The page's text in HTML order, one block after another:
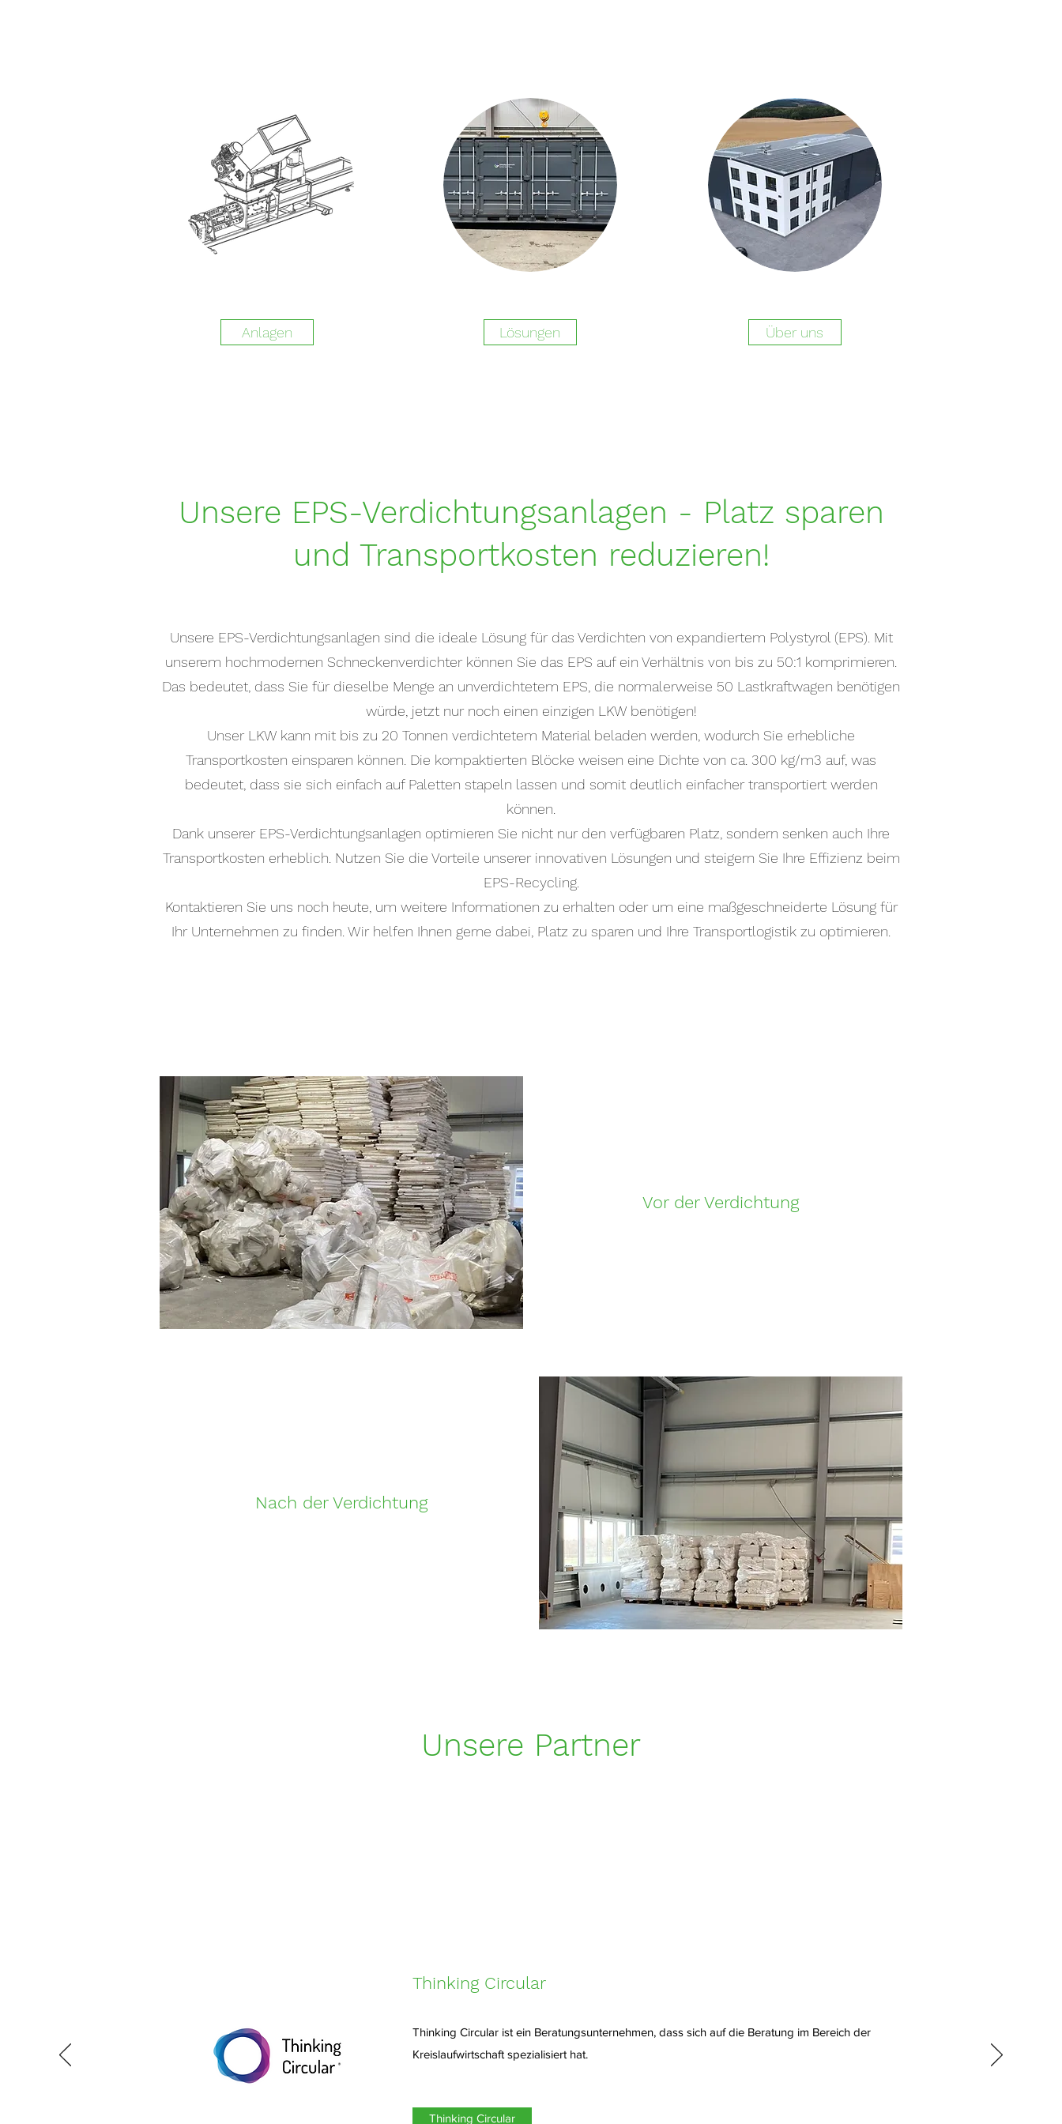
Anlagen Lösungen Über uns
Unsere EPS-Verdichtungsanlagen - Platz sparen
und Transportkosten reduzieren!
Unsere EPS-Verdichtungsanlagen sind die ideale Lösung für das Verdichten von expandiertem Polystyrol (EPS). Mit
unserem hochmodernen Schneckenverdichter können Sie das EPS auf ein Verhältnis von bis zu 50:1 komprimieren.
Das bedeutet, dass Sie für dieselbe Menge an unverdichtetem EPS, die normalerweise 50 Lastkraftwagen benötigen
würde, jetzt nur noch einen einzigen LKW benötigen!
Unser LKW kann mit bis zu 20 Tonnen verdichtetem Material beladen werden, wodurch Sie erhebliche
Transportkosten einsparen können. Die kompaktierten Blöcke weisen eine Dichte von ca. 300 kg/m3 auf, was
bedeutet, dass sie sich einfach auf Paletten stapeln lassen und somit deutlich einfacher transportiert werden
können.
Dank unserer EPS-Verdichtungsanlagen optimieren Sie nicht nur den verfügbaren Platz, sondern senken auch Ihre
Transportkosten erheblich. Nutzen Sie die Vorteile unserer innovativen Lösungen und steigern Sie Ihre Effizienz beim
EPS-Recycling.
Kontaktieren Sie uns noch heute, um weitere Informationen zu erhalten oder um eine maßgeschneiderte Lösung für
Ihr Unternehmen zu finden. Wir helfen Ihnen gerne dabei, Platz zu sparen und Ihre Transportlogistik zu optimieren.
Vor der Verdichtung
Nach der Verdichtung
Unsere Partner
Thinking Circular
Thinking Circular ist ein Beratungsunternehmen, dass sich auf die Beratung im Bereich der
Kreislaufwirtschaft spezialisiert hat.
Thinking Circular